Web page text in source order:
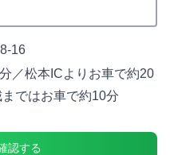
16
／松本ICよりお車で約20
ではお車で約10分
認する